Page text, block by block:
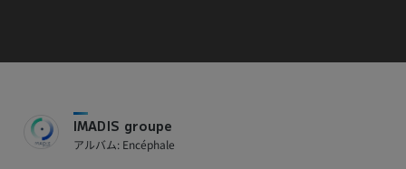
IMADIS groupe
アルバム: Encéphale